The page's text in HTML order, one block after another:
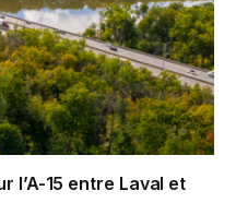
l’A-15 entre Laval et